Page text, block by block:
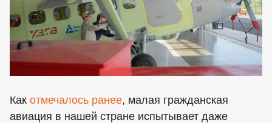
Как отмечалось ранее, малая гражданская
авиация в нашей стране испытывает даже